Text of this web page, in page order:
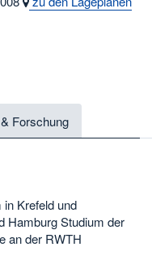
Forschung
Krefeld und
Hamburg Studium der
an der RWTH